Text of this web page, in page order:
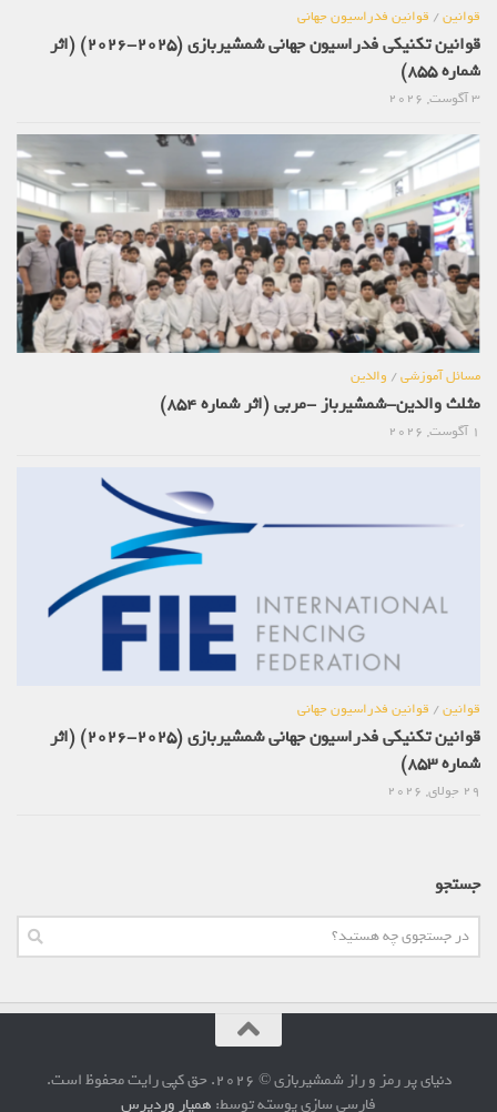
قوانین/قوانین فدراسیون جهانی
قوانین تکنیکی فدراسیون جهانی شمشیربازی (2025-2026) (اثر
شماره 855)
مسائل آموزشی/والدین
مثلث والدین-شمشیرباز -مربی (اثر شماره 854)
قوانین/قوانین فدراسیون جهانی
قوانین تکنیکی فدراسیون جهانی شمشیربازی (2025-2026) (اثر
شماره 853)
جستجو
دنیای پر رمز و راز شمشیربازی © 2026. حق کپی رایت محفوظ است.
فارسی سازی پوسته توسط:همیار وردپرس